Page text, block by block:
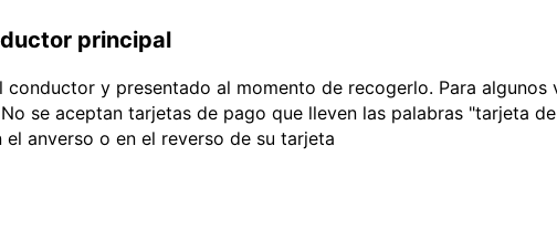
principal
y presentado al momento de recogerlo. Para algunos
se aceptan tarjetas de pago que lleven las palabras "tarjeta
anverso o en el reverso de su tarjeta